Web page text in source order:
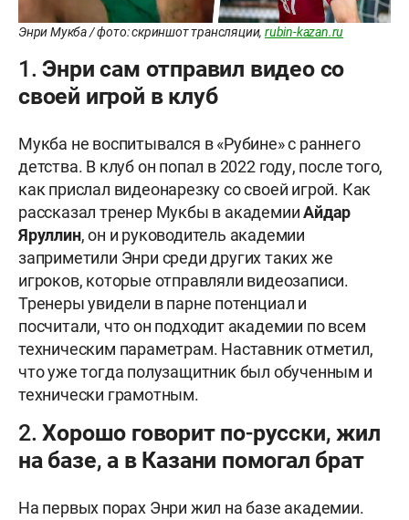
Энри Мукба / фото: скриншот трансляции,rubin-kazan.ru
1. Энри сам отправил видео со
своей игрой в клуб
Мукба не воспитывался в «Рубине» с раннего
детства. В клуб он попал в 2022 году, после того,
как прислал видеонарезку со своей игрой. Как
рассказал тренер Мукбы в академииАйдар
Яруллин, он и руководитель академии
заприметили Энри среди других таких же
игроков, которые отправляли видеозаписи.
Тренеры увидели в парне потенциал и
посчитали, что он подходит академии по всем
техническим параметрам. Наставник отметил,
что уже тогда полузащитник был обученным и
технически грамотным.
2. Хорошо говорит по-русски, жил
на базе, а в Казани помогал брат
На первых порах Энри жил на базе академии.